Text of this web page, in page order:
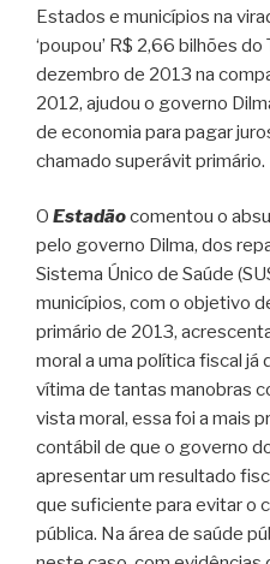
Estados e municípios na
‘poupou’ R$ 2,66 bilhões
dezembro de 2013 na
2012, ajudou o governo
de economia para pagar
chamado superávit primário.
O Estadãocomentou o
pelo governo Dilma, dos
Sistema Único de Saúde
municípios, com o objetivo
primário de 2013,
moral a uma política fiscal
vítima de tantas manobras
vista moral, essa foi a mais
contábil de que o governo
apresentar um resultado
que suficiente para evitar o
pública. Na área de saúde